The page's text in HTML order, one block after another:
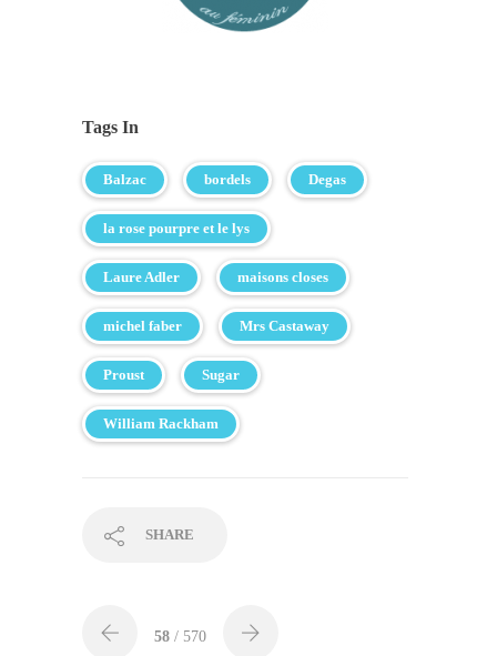
Tags In
Balzac bordels Degas
la rose pourpre et le lys
Laure Adler maisons closes
michel faber Mrs Castaway
Proust Sugar
William Rackham
SHARE
58 / 570